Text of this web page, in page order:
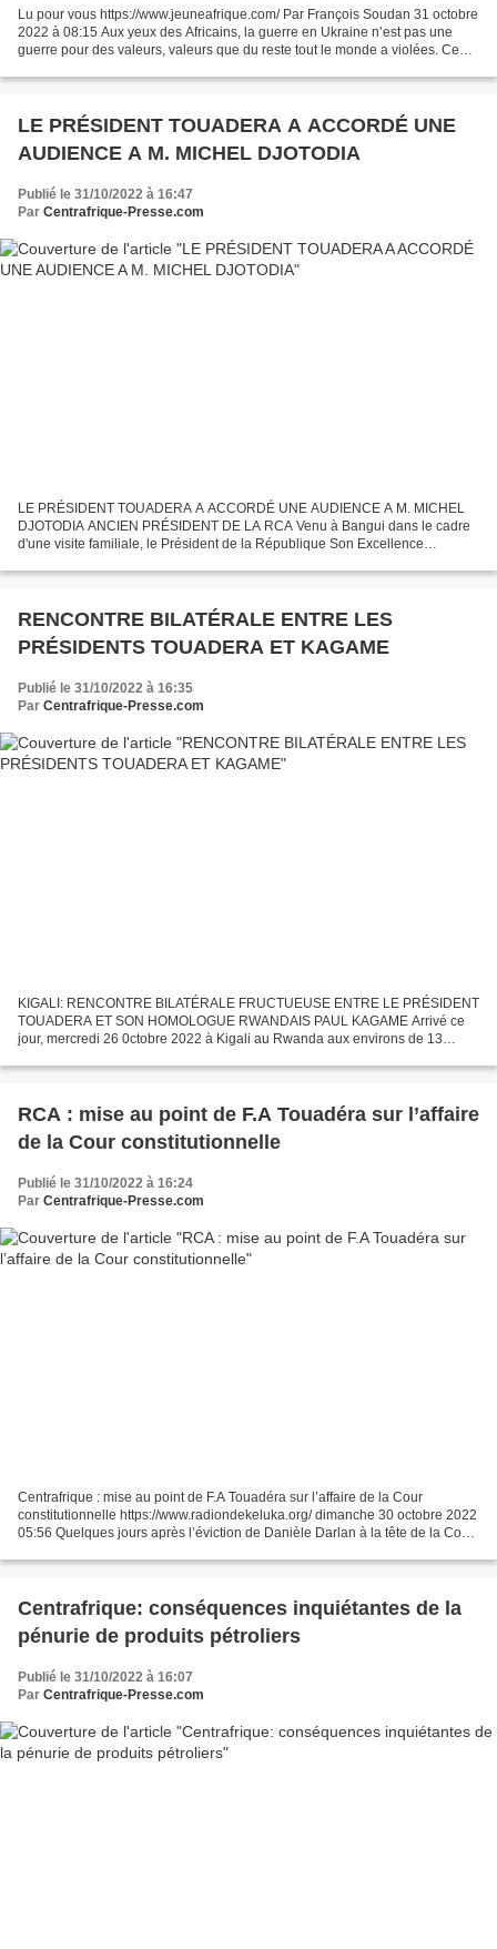
Lu pour vous https://www.jeuneafrique.com/ Par François Soudan 31 octobre
2022 à 08:15 Aux yeux des Africains, la guerre en Ukraine n’est pas une
guerre pour des valeurs, valeurs que du reste tout le monde a violées. Ce
LE PRÉSIDENT TOUADERA A ACCORDÉ UNE
AUDIENCE A M. MICHEL DJOTODIA
Publié le 31/10/2022 à 16:47
Par Centrafrique-Presse.com
LE PRÉSIDENT TOUADERA A ACCORDÉ UNE AUDIENCE A M. MICHEL
DJOTODIA ANCIEN PRÉSIDENT DE LA RCA Venu à Bangui dans le cadre
d'une visite familiale, le Président de la République Son Excellence
RENCONTRE BILATÉRALE ENTRE LES
PRÉSIDENTS TOUADERA ET KAGAME
Publié le 31/10/2022 à 16:35
Par Centrafrique-Presse.com
KIGALI: RENCONTRE BILATÉRALE FRUCTUEUSE ENTRE LE PRÉSIDENT
TOUADERA ET SON HOMOLOGUE RWANDAIS PAUL KAGAME Arrivé ce
jour, mercredi 26 0ctobre 2022 à Kigali au Rwanda aux environs de 13
RCA : mise au point de F.A Touadéra sur l’affaire
de la Cour constitutionnelle
Publié le 31/10/2022 à 16:24
Par Centrafrique-Presse.com
Centrafrique : mise au point de F.A Touadéra sur l’affaire de la Cour
constitutionnelle https://www.radiondekeluka.org/ dimanche 30 octobre 2022
05:56 Quelques jours après l’éviction de Danièle Darlan à la tête de la Cour
Centrafrique: conséquences inquiétantes de la
pénurie de produits pétroliers
Publié le 31/10/2022 à 16:07
Par Centrafrique-Presse.com